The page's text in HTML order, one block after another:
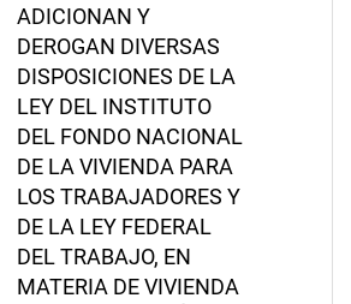
ADICIONAN Y
DEROGAN DIVERSAS
DISPOSICIONES DE LA
LEY DEL INSTITUTO
DEL FONDO NACIONAL
DE LA VIVIENDA PARA
LOS TRABAJADORES Y
DE LA LEY FEDERAL
DEL TRABAJO, EN
MATERIA DE VIVIENDA